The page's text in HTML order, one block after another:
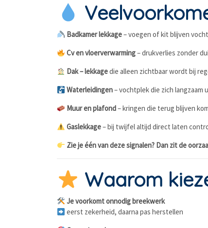
Badkamer lekkage– voegen of kit blijven
Cv en vloerverwarming– drukverlies zonder
Dak – lekkagedie alleen zichtbaar wordt bij
Waterleidingen– vochtplek die zich
Muur en plafond– kringen die terug blijven
Gaslekkage– bij twijfel altijd direct laten
Zie je één van deze signalen? Dan zit de
Waarom
Je voorkomt onnodig breekwerk
eerst zekerheid, daarna pas herstellen